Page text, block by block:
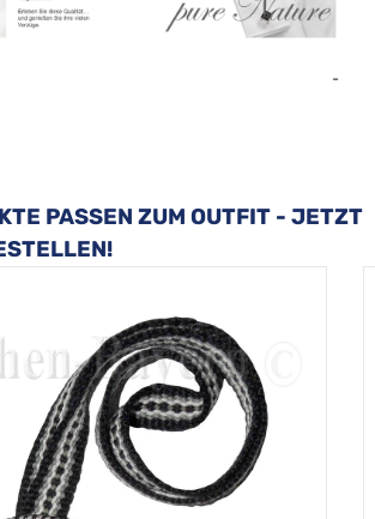
-
PASSEN ZUM OUTFIT - JETZT